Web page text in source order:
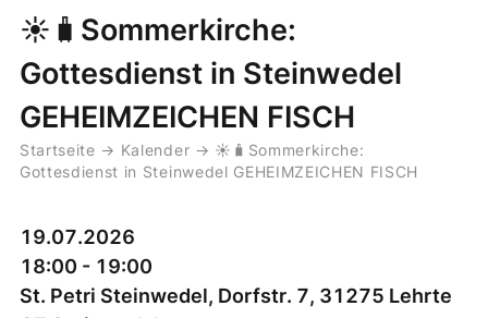
☀️🧳Sommerkirche:
Gottesdienst in Steinwedel
GEHEIMZEICHEN FISCH
Startseite → Kalender → ☀️🧳Sommerkirche:
Gottesdienst in Steinwedel GEHEIMZEICHEN FISCH
19.07.2026
18:00 - 19:00
St. Petri Steinwedel, Dorfstr. 7, 31275 Lehrte